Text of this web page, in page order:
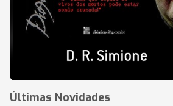
Últimas Novidades